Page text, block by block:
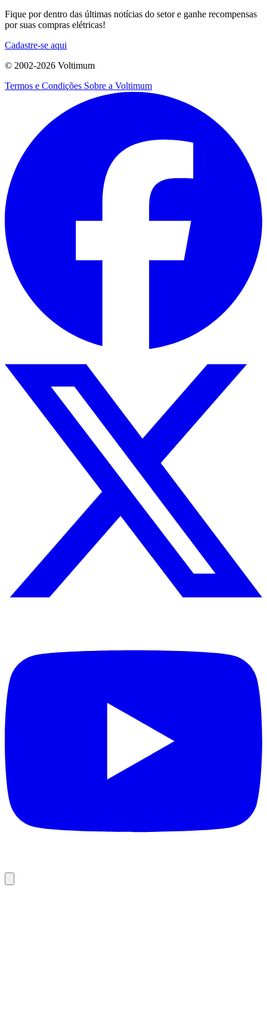
Fique por dentro das últimas notícias do setor e ganhe recompensas
por suas compras elétricas!
Cadastre-se aqui
© 2002-2026 Voltimum
Termos e Condições Sobre a Voltimum